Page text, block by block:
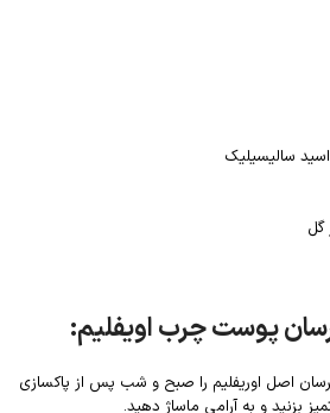
سالیسیلیک
گل
پوست چرب اویفلیم:
اصل اوریفلیم را صبح و شب پس از پاکسازی
و به آرامی ماساژ دهید.